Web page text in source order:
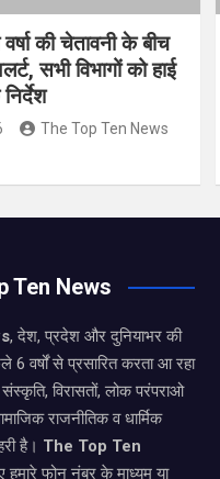
की चेतावनी के बीच
सभी विभागों को हाई
The Top Ten News
Ten News
, देश, प्रदेश और दुनियाभर की
6 वर्षों से प्रसारित करता आ रहा
विरासतों, लोक परंपराओ
राजनीतिक व धार्मिक
है। The Top Ten
फोन नंबर के माध्यम या